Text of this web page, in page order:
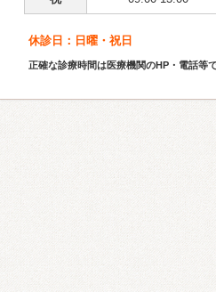
休診日：日曜・祝日
正確な診療時間は医療機関のHP・電話等